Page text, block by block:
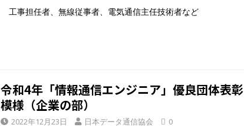
工事担任者、無線従事者、電気通信主任技術者など
令和4年「情報通信エンジニア」優良団体表彰
模様（企業の部）
2022年12月23日 日本データ通信協会 0